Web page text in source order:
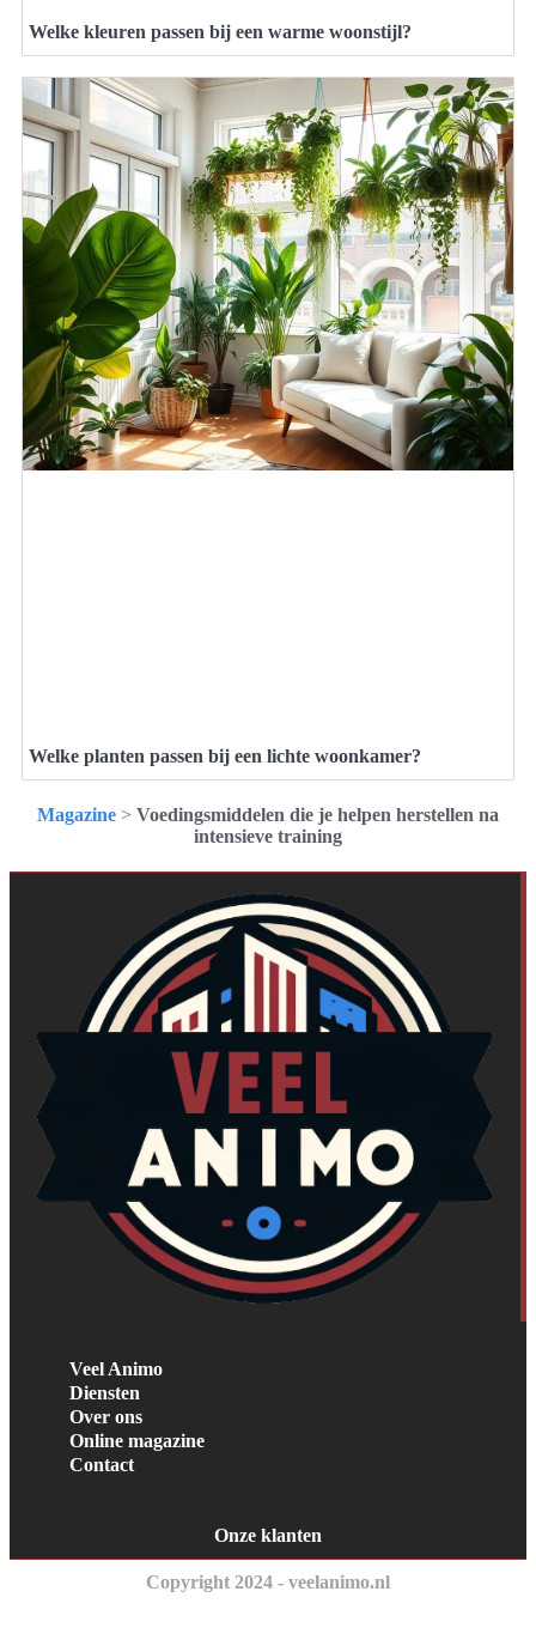
Welke kleuren passen bij een warme woonstijl?
Welke planten passen bij een lichte woonkamer?
Magazine > Voedingsmiddelen die je helpen herstellen na
intensieve training
Veel Animo
Diensten
Over ons
Online magazine
Contact
Onze klanten
Copyright 2024 - veelanimo.nl